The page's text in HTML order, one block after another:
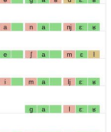
a n a nj ɛː ʁ
e ʃ a m ɛ l
i m a lj ɛː ʁ
g a l ɛː ʁ